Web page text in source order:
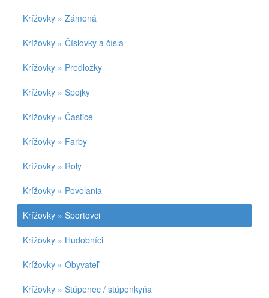
Krížovky » Zámená
Krížovky » Číslovky a čísla
Krížovky » Predložky
Krížovky » Spojky
Krížovky » Častice
Krížovky » Farby
Krížovky » Roly
Krížovky » Povolania
Krížovky » Športovci
Krížovky » Hudobníci
Krížovky » Obyvateľ
Krížovky » Stúpenec / stúpenkyňa